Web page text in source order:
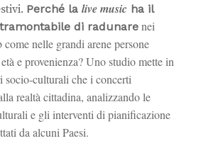
Perché la live music ha il
di radunare nei
nelle grandi arene persone
e provenienza? Uno studiomette in
socio-culturali che i concerti
realtà cittadina, analizzando le
e gli interventi di pianificazione
da alcuni Paesi.